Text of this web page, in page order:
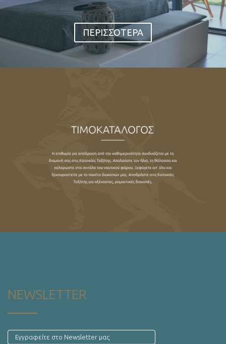
ΠΕΡΙΣΣΟΤΕΡΑ
θέα στη θάλασσα
NEWSLETTER